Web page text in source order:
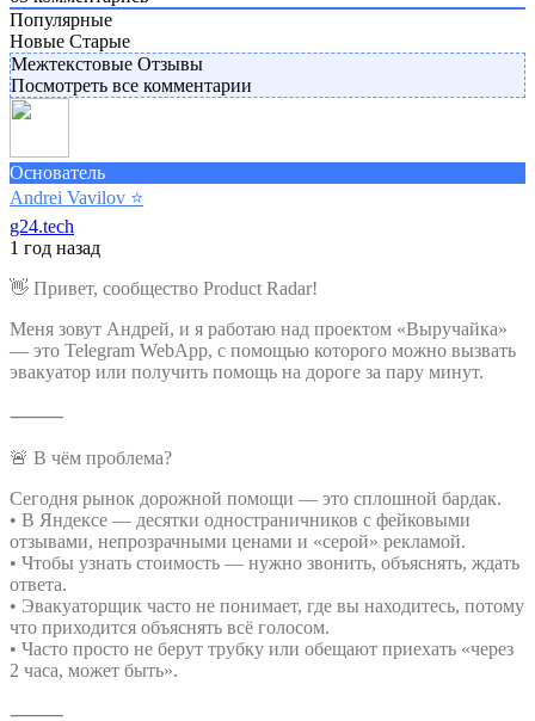
Популярные
Новые Старые
Межтекстовые Отзывы
Посмотреть все комментарии
Основатель
Andrei Vavilov ⭐️
g24.tech
1 год назад
👋 Привет, сообщество Product Radar!
Меня зовут Андрей, и я работаю над проектом «Выручайка»
— это Telegram WebApp, с помощью которого можно вызвать
эвакуатор или получить помощь на дороге за пару минут.
⸻
🚨 В чём проблема?
Сегодня рынок дорожной помощи — это сплошной бардак.
• В Яндексе — десятки одностраничников с фейковыми
отзывами, непрозрачными ценами и «серой» рекламой.
• Чтобы узнать стоимость — нужно звонить, объяснять, ждать
ответа.
• Эвакуаторщик часто не понимает, где вы находитесь, потому
что приходится объяснять всё голосом.
• Часто просто не берут трубку или обещают приехать «через
2 часа, может быть».
⸻